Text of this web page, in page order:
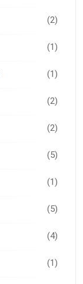
(2)
(1)
(1)
(2)
(2)
(5)
(1)
(5)
(4)
(1)